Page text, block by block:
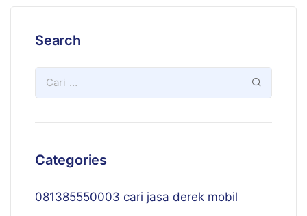
Search
Categories
081385550003 cari jasa derek mobil